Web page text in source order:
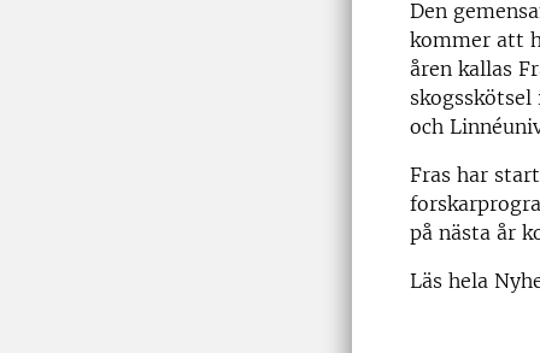
Den
kommer att
åren kallas
skogsskötsel
och
Fras har
på nästa år
Läs hela